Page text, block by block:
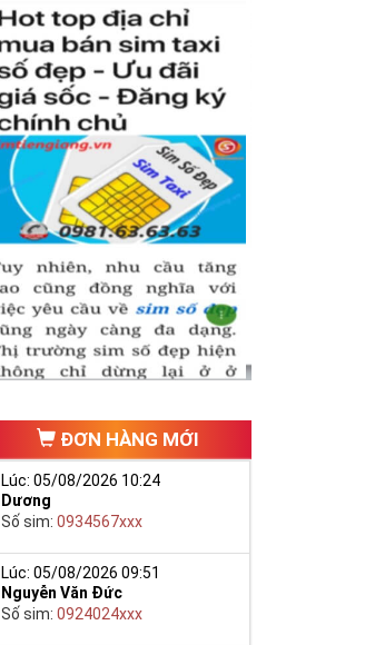
ĐƠN HÀNG MỚI
Lúc: 05/08/2026 10:24
Dương
Số sim:0934567xxx
Lúc: 05/08/2026 09:51
Nguyễn Văn Đức
Số sim:0924024xxx